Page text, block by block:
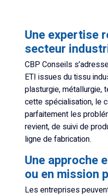
Une expertise
secteur
CBP Conseils
ETI issues du tissu
plasturgie, métallurgie,
cette spécialisation, le
parfaitement les
revient, de suivi de
ligne de fabrication.
Une approche
ou en mission
Les entreprises